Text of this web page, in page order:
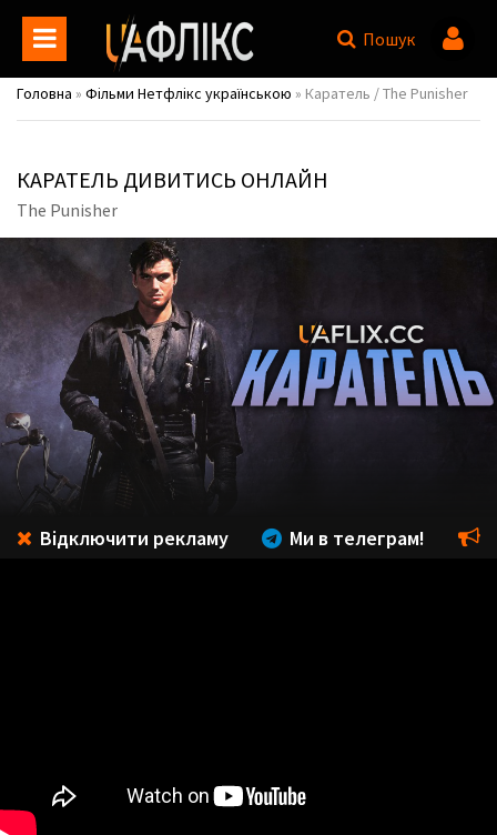
Пошук
Головна » Фільми Нетфлікс українською » Каратель / The Punisher
КАРАТЕЛЬ ДИВИТИСЬ ОНЛАЙН
The Punisher
Відключити рекламу Ми в телеграм!